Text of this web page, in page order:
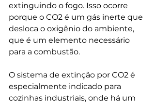
extinguindo o fogo. Isso ocorre
porque o CO2 é um gás inerte que
desloca o oxigênio do ambiente,
que é um elemento necessário
para a combustão.
O sistema de extinção por CO2 é
especialmente indicado para
cozinhas industriais, onde há um